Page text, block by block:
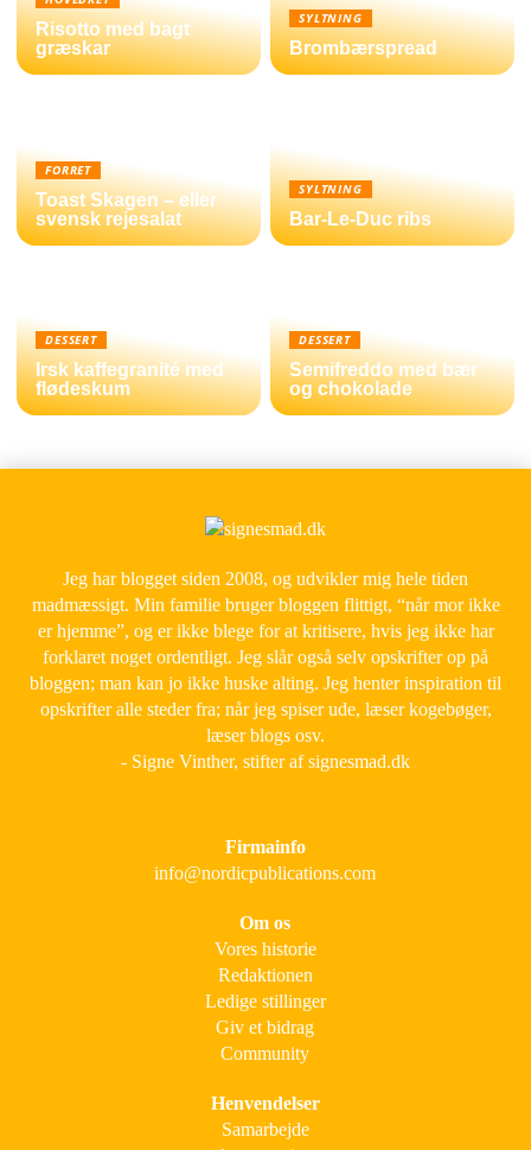
Risotto med bagt
græskar
SYLTNING
Brombærspread
FORRET
Toast Skagen – eller
svensk rejesalat
SYLTNING
Bar-Le-Duc ribs
DESSERT
Irsk kaffegranité med
flødeskum
DESSERT
Semifreddo med bær
og chokolade
Jeg har blogget siden 2008, og udvikler mig hele tiden
madmæssigt. Min familie bruger bloggen flittigt, “når mor ikke
er hjemme”, og er ikke blege for at kritisere, hvis jeg ikke har
forklaret noget ordentligt. Jeg slår også selv opskrifter op på
bloggen; man kan jo ikke huske alting. Jeg henter inspiration til
opskrifter alle steder fra; når jeg spiser ude, læser kogebøger,
læser blogs osv.
- Signe Vinther, stifter af signesmad.dk
Firmainfo
info@nordicpublications.com
Om os
Vores historie
Redaktionen
Ledige stillinger
Giv et bidrag
Community
Henvendelser
Samarbejde